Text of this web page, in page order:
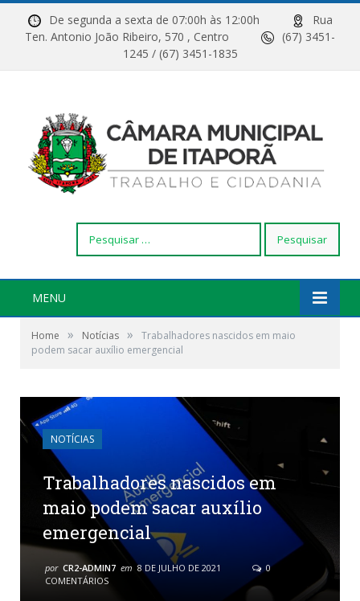
De segunda a sexta de 07:00h às 12:00h
Rua
Ten. Antonio João Ribeiro, 570 , Centro
(67) 3451-
1245 / (67) 3451-1835
por:
MENU
Home » Notícias »
Trabalhadores nascidos em maio
podem sacar auxílio emergencial
NOTÍCIAS
Trabalhadores nascidos em
maio podem sacar auxílio
emergencial
por CR2-ADMIN7 em 8 DE JULHO DE 2021
0
COMENTÁRIOS